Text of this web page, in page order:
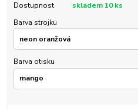
Dostupnost
skladem 10 ks
Barva strojku
Barva otisku